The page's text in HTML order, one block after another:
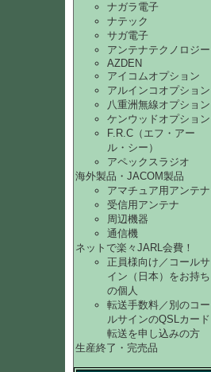
ナガラ電子
ナテック
サガ電子
アンテナテクノロジー
AZDEN
アイコムオプション
アルインコオプション
八重洲無線オプション
ケンウッドオプション
F.R.C（エフ・アー
ル・シー）
アペックスラジオ
海外製品・JACOM製品
アマチュア用アンテナ
受信用アンテナ
周辺機器
通信機
ネットで楽々JARL会費！
正員様向け／コールサ
イン（日本）をお持ち
の個人
転送手数料／別のコー
ルサインのQSLカード
転送を申し込みの方
生産終了・完売品